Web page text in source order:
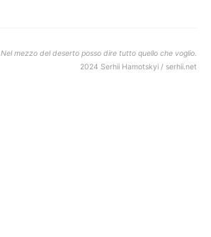
Nel mezzo del deserto posso dire tutto quello che voglio.
2024 Serhii Hamotskyi / serhii.net